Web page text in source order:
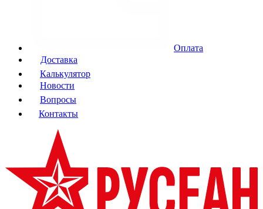
Оплата
Доставка
Калькулятор
Новости
Вопросы
Контакты